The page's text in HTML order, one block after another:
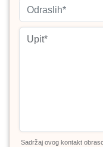
Odraslih*
Sadržaj ovog kontakt